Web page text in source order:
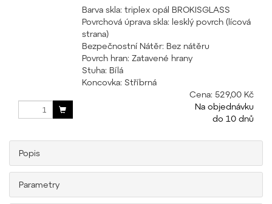
Barva skla: triplex opál BROKISGLASS
Povrchová úprava skla: lesklý povrch (lícová
strana)
Bezpečnostní Nátěr: Bez nátěru
Povrch hran: Zatavené hrany
Stuha: Bílá
Koncovka: Stříbrná
Cena: 529,00 Kč
Na objednávku
do 10 dnů
Popis
Parametry